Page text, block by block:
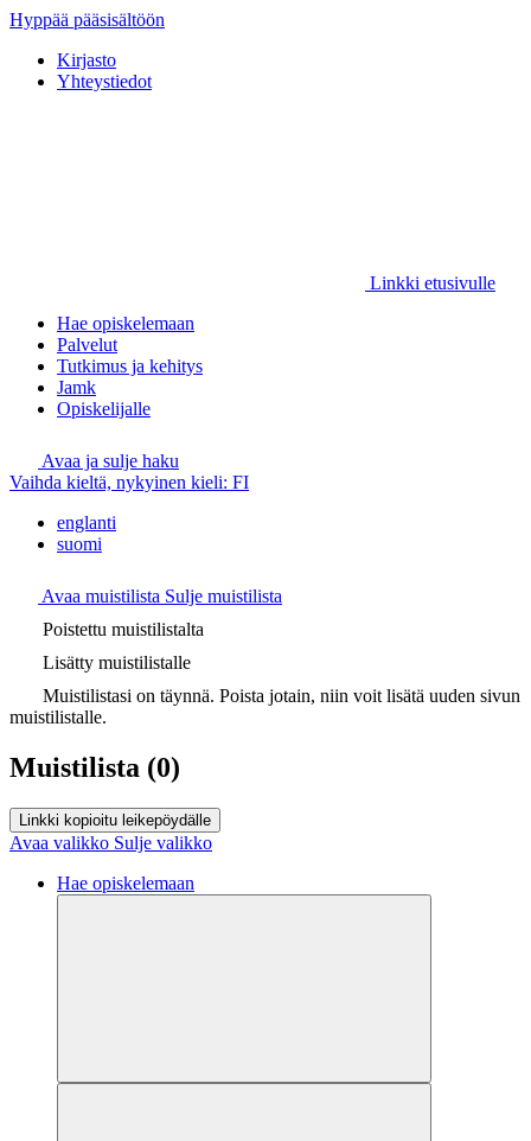
Hyppää pääsisältöön
Kirjasto
Yhteystiedot
Linkki etusivulle
Hae opiskelemaan
Palvelut
Tutkimus ja kehitys
Jamk
Opiskelijalle
Avaa ja sulje haku
Vaihda kieltä, nykyinen kieli: FI
englanti
suomi
Avaa muistilista Sulje muistilista
Poistettu muistilistalta
Lisätty muistilistalle
Muistilistasi on täynnä. Poista jotain, niin voit lisätä uuden sivun
muistilistalle.
Muistilista (0)
Linkki kopioitu leikepöydälle
Avaa valikko Sulje valikko
Hae opiskelemaan